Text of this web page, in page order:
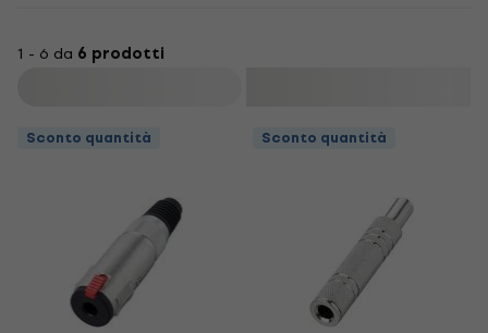
1 - 6 da 6 prodotti
Sconto quantità Sconto quantità